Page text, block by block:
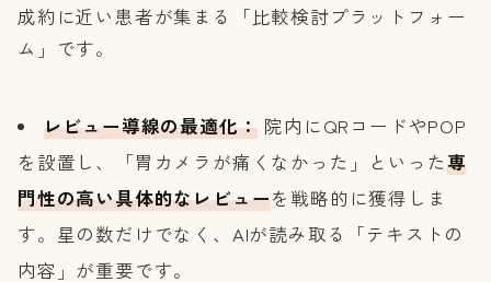
成約に近い患者が集まる「比較検討プラットフォー
ム」です。
レビュー導線の最適化： 院内にQRコードやPOP
を設置し、「胃カメラが痛くなかった」といった専
門性の高い具体的なレビューを戦略的に獲得しま
す。星の数だけでなく、AIが読み取る「テキストの
内容」が重要です。